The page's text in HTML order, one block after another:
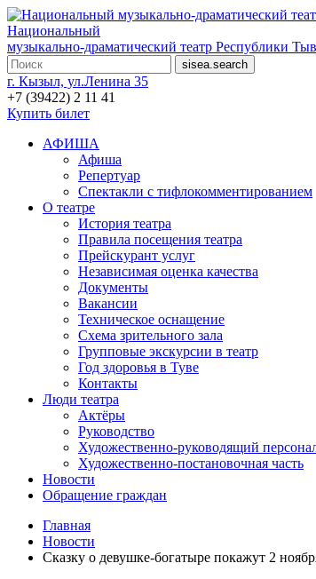
Национальный
музыкально-драматический театр Республики
г. Кызыл, ул.Ленина 35
+7 (39422) 2 11 41
Купить билет
АФИША
Афиша
Репертуар
Спектакли с тифлокомментированием
О театре
История театра
Правила посещения театра
Прейскурант услуг
Независимая оценка качества
Документы
Вакансии
Техническое оснащение
Схема зрительного зала
Групповые экскурсии в театр
Год здоровья в Туве
Контакты
Люди театра
Актёры
Руководство
Художественно-руководящий
Художественно-постановочная часть
Новости
Обращение граждан
Главная
Новости
Сказку о девушке-богатыре покажут 2